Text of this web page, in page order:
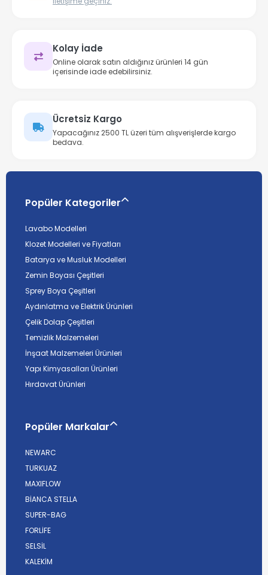
Kolay İade
Online olarak satın aldığınız ürünleri 14 gün
içerisinde iade edebilirsiniz.
Ücretsiz Kargo
Yapacağınız 2500 TL üzeri tüm alışverişlerde kargo
bedava.
Popüler Kategoriler
Lavabo Modelleri
Klozet Modelleri ve Fiyatları
Batarya ve Musluk Modelleri
Zemin Boyası Çeşitleri
Sprey Boya Çeşitleri
Aydınlatma ve Elektrik Ürünleri
Çelik Dolap Çeşitleri
Temizlik Malzemeleri
İnşaat Malzemeleri Ürünleri
Yapı Kimyasalları Ürünleri
Hırdavat Ürünleri
Popüler Markalar
NEWARC
TURKUAZ
MAXIFLOW
BİANCA STELLA
SUPER-BAG
FORLİFE
SELSİL
KALEKİM